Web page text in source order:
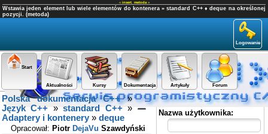
« insert, metoda»
Wstawia jeden element lub wiele elementów do kontenera » standard C++ ♦ deque na określonej
pozycji. (metoda)
Logowanie
Start
Aktualności Kursy Dokumentacja Artykuły Forum
Panel użytkownika
Nazwa użytkownika:
Polska dokumentacja C++»
Język C++ »standard C++»
Adaptery i kontenery » deque
Opracował: Piotr DejaVu Szawdyński